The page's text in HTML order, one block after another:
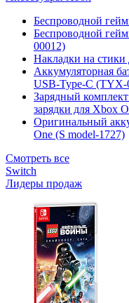
Беспроводной
Беспроводной
00012)
Накладки на
Аккумуляторная
USB-Type-C (TYX-
Зарядный
зарядки для Xbox
Оригинальный
One (S model-1727)
Смотреть все
Switch
Лидеры продаж